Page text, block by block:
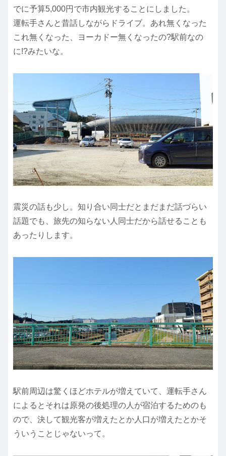
でに予算5,000円で市内観光することにしました。
運転手さんと昔話しながらドライブ。あれ無くなった
これ無くなった、ヨーカドー無くなったの?駅前なの
に!?みたいな。
震災の話も少し。知り合い同士だとまだまだ話づらい
話題でも、旅先の知らない人同士だから話せることも
あったりします。
駅前周辺は驚くほどホテルが増えていて、運転手さん
によるとそれは原発の後処理の人が宿泊するためのも
ので、決して観光客が増えたとか人口が増えたとかそ
ういうことじゃないって。